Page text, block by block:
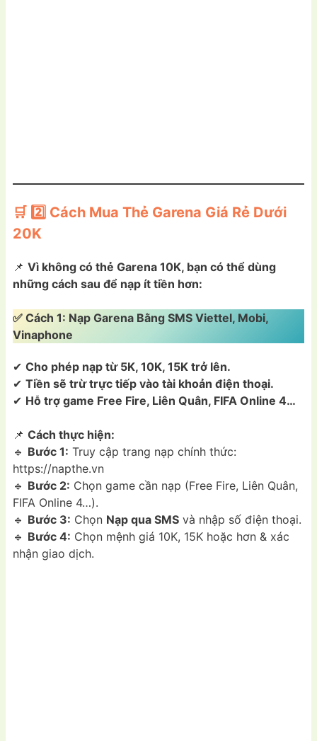
🛒 2️⃣ Cách Mua Thẻ Garena Giá Rẻ Dưới
20K
📌 Vì không có thẻ Garena 10K, bạn có thể dùng
những cách sau để nạp ít tiền hơn:
✅ Cách 1: Nạp Garena Bằng SMS Viettel, Mobi,
Vinaphone
✔ Cho phép nạp từ 5K, 10K, 15K trở lên.
✔ Tiền sẽ trừ trực tiếp vào tài khoản điện thoại.
✔ Hỗ trợ game Free Fire, Liên Quân, FIFA Online 4…
📌 Cách thực hiện:
🔹 Bước 1: Truy cập trang nạp chính thức:
https://napthe.vn
🔹 Bước 2: Chọn game cần nạp (Free Fire, Liên Quân,
FIFA Online 4…).
🔹 Bước 3: Chọn Nạp qua SMS và nhập số điện thoại.
🔹 Bước 4: Chọn mệnh giá 10K, 15K hoặc hơn & xác
nhận giao dịch.